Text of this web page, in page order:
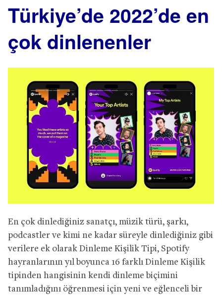
Türkiye’de 2022’de en
çok dinlenenler
En çok dinlediğiniz sanatçı, müzik türü, şarkı,
podcastler ve kimi ne kadar süreyle dinlediğiniz gibi
verilere ek olarak Dinleme Kişilik Tipi, Spotify
hayranlarının yıl boyunca 16 farklı Dinleme Kişilik
tipinden hangisinin kendi dinleme biçimini
tanımladığını öğrenmesi için yeni ve eğlenceli bir